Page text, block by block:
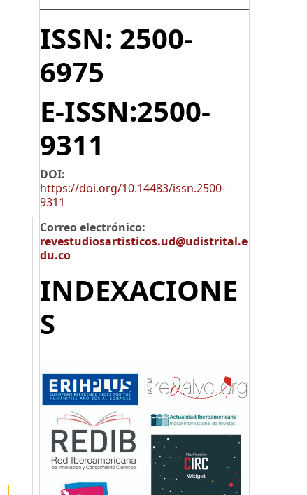
ISSN: 2500-
6975
E-ISSN:2500-
9311
DOI:
https://doi.org/10.14483/issn.2500-
9311
Correo electrónico:
revestudiosartisticos.ud@udistrital.e
du.co
INDEXACIONE
S